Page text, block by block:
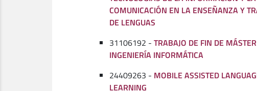
COMUNICACIÓN EN LA ENSEÑANZA Y
DE LENGUAS
31106192 - TRABAJO DE FIN DE
INGENIERÍA INFORMÁTICA
24409263 - MOBILE ASSISTED
LEARNING